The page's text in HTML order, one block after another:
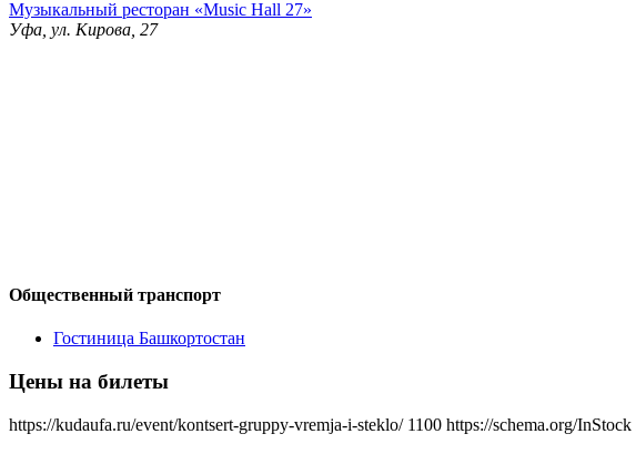
Музыкальный ресторан «Music Hall 27»
Уфа, ул. Кирова, 27
Общественный транспорт
Гостиница Башкортостан
Цены на билеты
https://kudaufa.ru/event/kontsert-gruppy-vremja-i-steklo/ 1100 https://schema.org/InStock